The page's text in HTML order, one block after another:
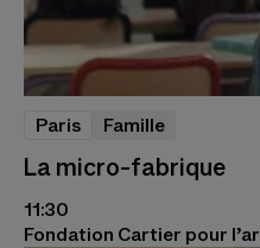
La micro-fabrique
Paris Famille
11:30
Fondation Cartier pour